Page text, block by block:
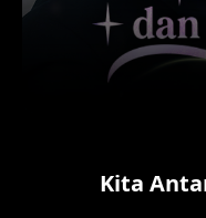
Kita